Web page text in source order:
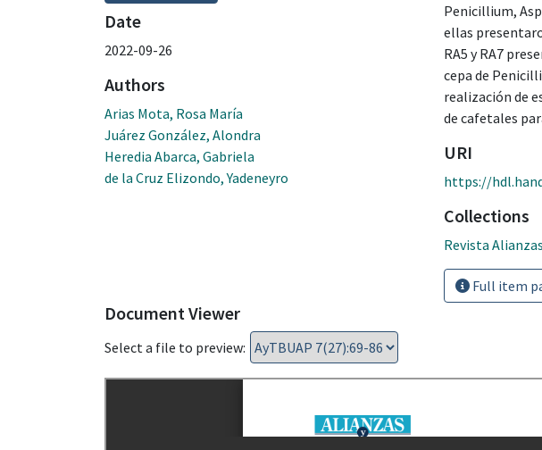
Date
2022-09-26
Authors
Arias Mota, Rosa María
Juárez González, Alondra
Heredia Abarca, Gabriela
de la Cruz Elizondo, Yadeneyro
Penicillium,
ellas
RA5 y RA7
cepa de
realización de
de cafetales
URI
https://
Collections
Revista
Full item
Document Viewer
Select a file to preview: